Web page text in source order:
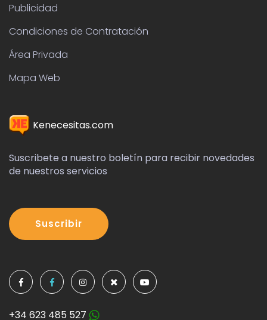
Publicidad
Condiciones de Contratación
Área Privada
Mapa Web
Kenecesitas.com
Suscribete a nuestro boletín para recibir novedades
de nuestros servicios
Suscribir
+34 623 485 527